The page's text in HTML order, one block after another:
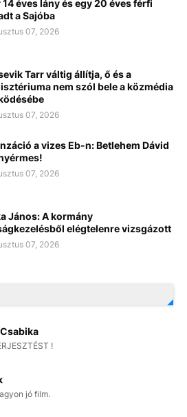
14 éves lány és egy 20 éves férfi
a Sajóba
07, 2026
Tarr váltig állítja, ő és a
nem szól bele a közmédia
07, 2026
a vizes Eb-n: Betlehem Dávid
07, 2026
János: A kormány
elégtelenre vizsgázott
07, 2026
!
jó film.